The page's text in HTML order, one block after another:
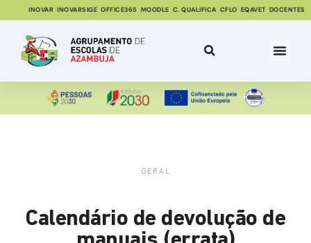
INOVAR INOVARSIGE OFFICE365 MOODLE C. QUALIFICA CFLO EQAVET DOCENTES
GERAL
Calendário de devolução de